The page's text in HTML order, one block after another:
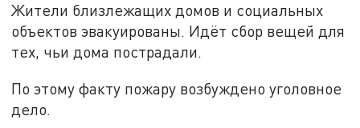
Жители близлежащих домов и социальных
объектов эвакуированы. Идёт сбор вещей для
тех, чьи дома пострадали.
По этому факту пожару возбуждено уголовное
дело.